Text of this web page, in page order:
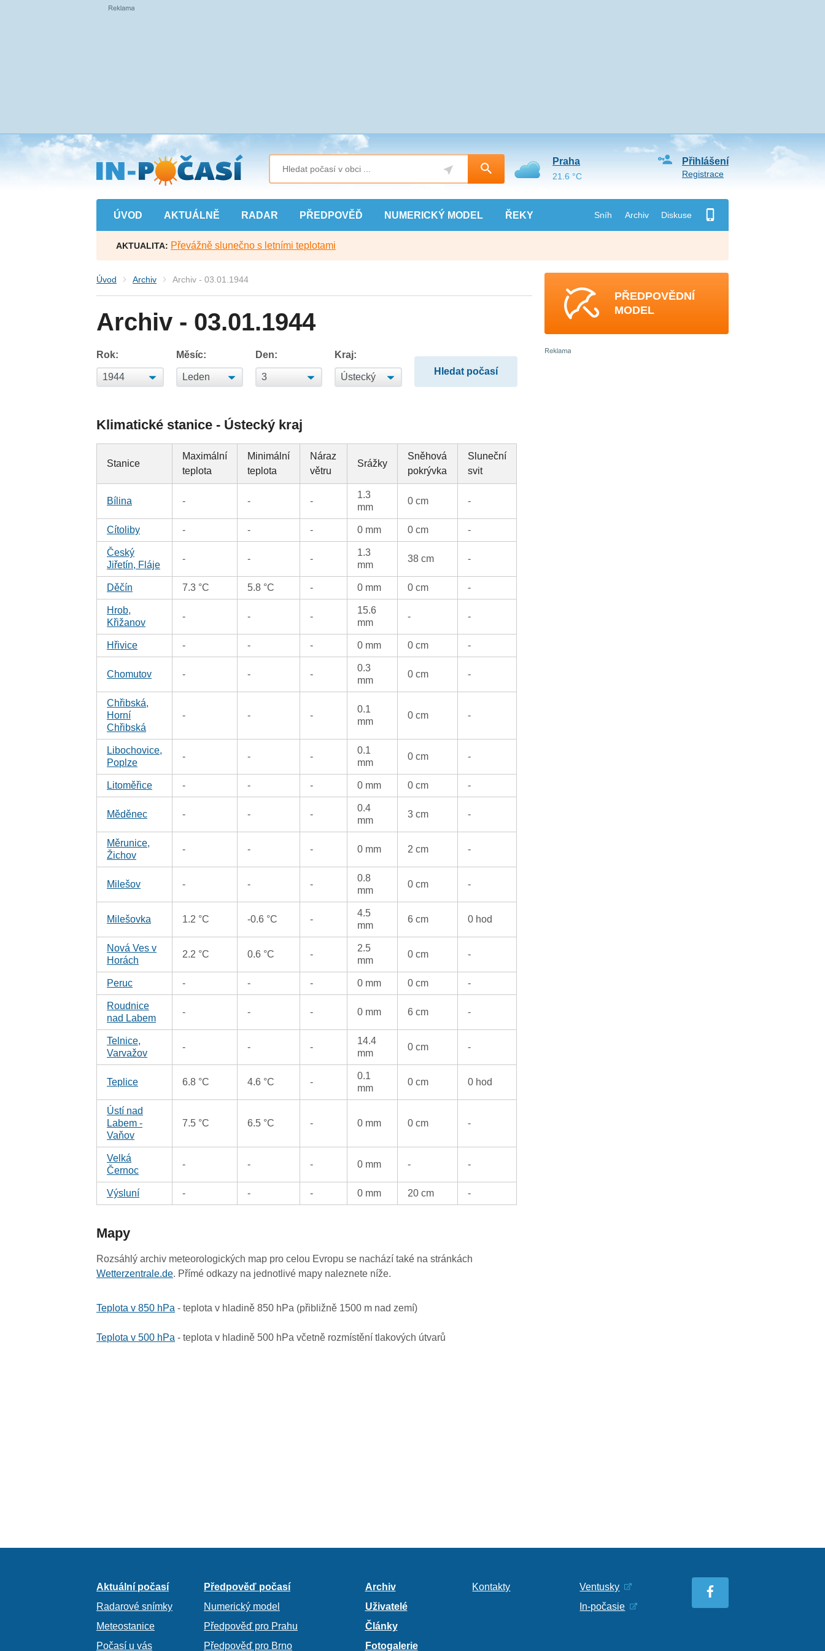
Přejít
na
hlavní
obsah
ÚVOD AKTUÁLNĚ RADAR PŘEDPOVĚĎ NUMERICKÝ MODEL ŘEKY Sníh Archiv Diskuse
Přihlášení
Registrace
Praha
21.6 °C
AKTUALITA: Převážně slunečno s letními teplotami
Úvod Archiv Archiv - 03.01.1944
Archiv - 03.01.1944
Rok: Měsíc: Den: Kraj:
Klimatické stanice - Ústecký kraj
Stanice
Maximální
teplota
Minimální
teplota
Náraz
větru
Srážky
Sněhová
pokrývka
Sluneční
svit
Bílina - - -
1.3
mm
0 cm -
Cítoliby - - - 0 mm 0 cm -
Český
Jiřetín, Fláje
- - -
1.3
mm
38 cm -
Děčín 7.3 °C 5.8 °C - 0 mm 0 cm -
Hrob,
Křižanov
- - -
15.6
mm
- -
Hřivice - - - 0 mm 0 cm -
Chomutov - - -
0.3
mm
0 cm -
Chřibská,
Horní
Chřibská
- - -
0.1
mm
0 cm -
Libochovice,
Poplze
- - -
0.1
mm
0 cm -
Litoměřice - - - 0 mm 0 cm -
Měděnec - - -
0.4
mm
3 cm -
Měrunice,
Žichov
- - - 0 mm 2 cm -
Milešov - - -
0.8
mm
0 cm -
Milešovka 1.2 °C -0.6 °C -
4.5
mm
6 cm 0 hod
Nová Ves v
Horách
2.2 °C 0.6 °C -
2.5
mm
0 cm -
Peruc - - - 0 mm 0 cm -
Roudnice
nad Labem
- - - 0 mm 6 cm -
Telnice,
Varvažov
- - -
14.4
mm
0 cm -
Teplice 6.8 °C 4.6 °C -
0.1
mm
0 cm 0 hod
Ústí nad
Labem -
Vaňov
7.5 °C 6.5 °C - 0 mm 0 cm -
Velká
Černoc
- - - 0 mm - -
Výsluní - - - 0 mm 20 cm -
Mapy
Rozsáhlý archiv meteorologických map pro celou Evropu se nachází také na stránkách
Wetterzentrale.de. Přímé odkazy na jednotlivé mapy naleznete níže.
Teplota v 850 hPa - teplota v hladině 850 hPa (přibližně 1500 m nad zemí)
Teplota v 500 hPa - teplota v hladině 500 hPa včetně rozmístění tlakových útvarů
PŘEDPOVĚDNÍ
MODEL
Aktuální počasí
Radarové snímky
Meteostanice
Počasí u vás
Předpověď počasí
Numerický model
Předpověď pro Prahu
Předpověď pro Brno
Archiv
Uživatelé
Články
Fotogalerie
Kontakty
Ventusky
In-počasie